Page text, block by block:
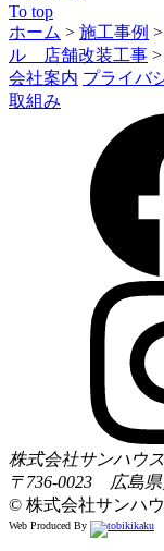
To top
ホーム > 施工事例 >
ル 店舗改装工事 >
会社案内 プライバ
取組み
株式会社サンハウス
〒736-0023 広島
© 株式会社サンハ
Web Produced By